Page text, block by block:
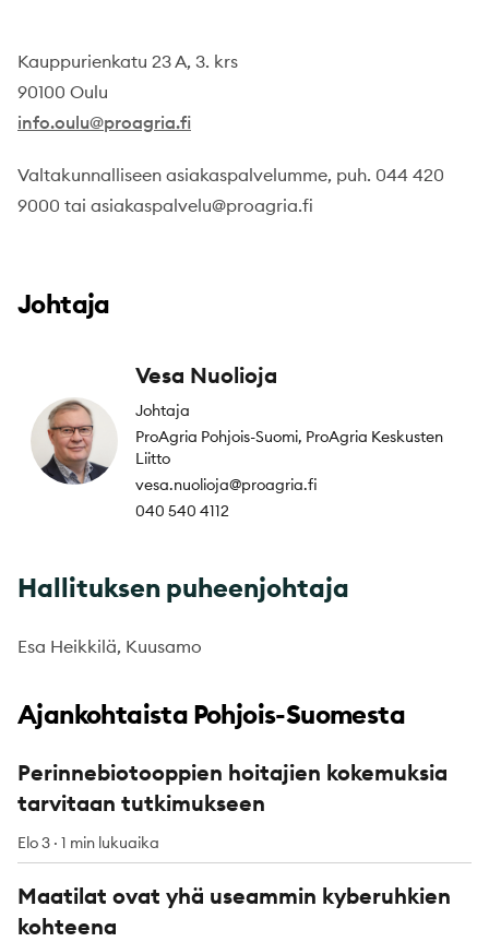
Kauppurienkatu 23 A, 3. krs
90100 Oulu
info.oulu@proagria.fi
Valtakunnalliseen asiakaspalvelumme, puh. 044 420
9000 tai asiakaspalvelu@proagria.fi
Johtaja
Vesa Nuolioja
Johtaja
ProAgria Pohjois-Suomi, ProAgria Keskusten
Liitto
vesa.nuolioja@proagria.fi
040 540 4112
Hallituksen puheenjohtaja
Esa Heikkilä, Kuusamo
Ajankohtaista Pohjois-Suomesta
Perinnebiotooppien hoitajien kokemuksia
tarvitaan tutkimukseen
Elo 3 · 1 min lukuaika
Maatilat ovat yhä useammin kyberuhkien
kohteena